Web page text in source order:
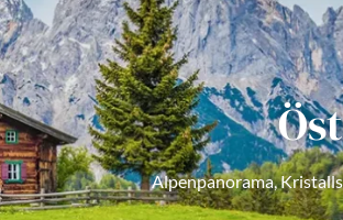
Alpenpanorama,